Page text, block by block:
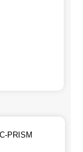
PRISM